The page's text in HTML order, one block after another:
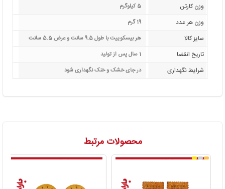
وزن کارتن 5 کیلوگرم
وزن هر عدد 19 گرم
سایز کالا هر بیسکوییت با طول 9.5 سانت و عرض 5.5 سانت
تاریخ انقضا 1 سال پس از تولید
شرایط نگهداری در جای خشک و خنک نگهداری شود
محصولات مرتبط